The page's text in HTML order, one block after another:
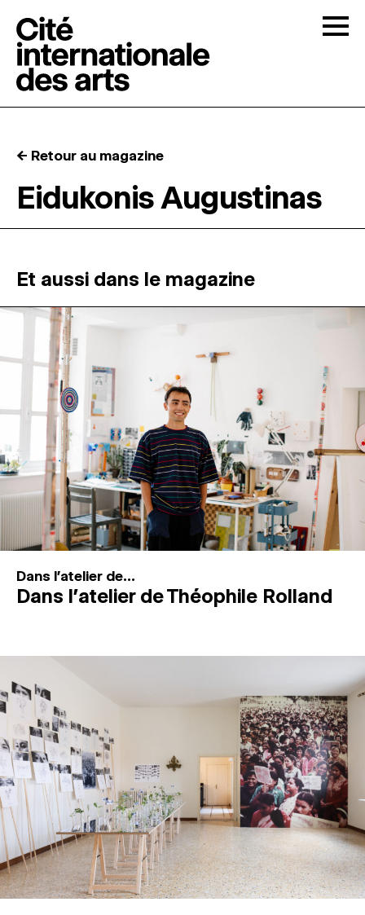
RÉSIDENCES ↓
ATELIERS OUVERTS
PROGRAMMATION
MAGAZINE
ESPACES DE PRATIQUE ARTISTIQUE ↓
Recherche
Connexion
← Retour au magazine
Eidukonis Augustinas
Et aussi dans le magazine
Dans l'atelier de...
Dans l’atelier de Théophile Rolland